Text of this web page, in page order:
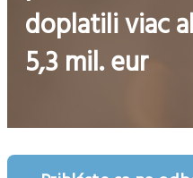
doplatili viac
5,3 mil. eur